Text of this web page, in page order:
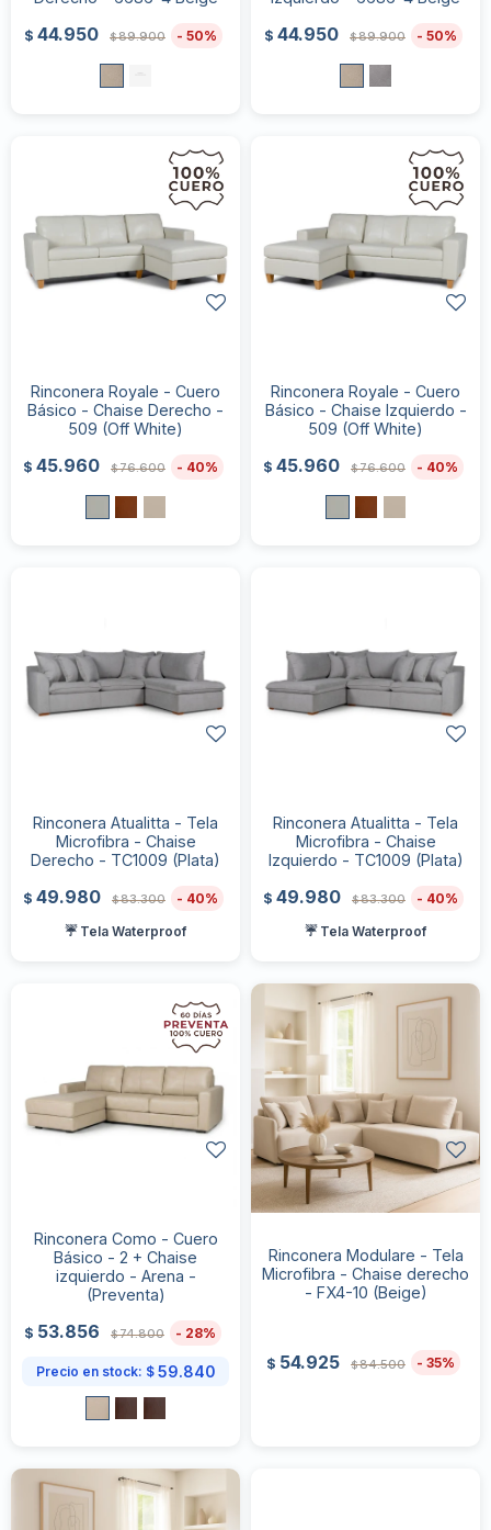
$ 44.950 $89.900 50 $ 44.950 $89.900 50
Rinconera Royale - Cuero
Básico - Chaise Derecho -
509 (Off White)
$ 45.960 $76.600 40
Rinconera Royale - Cuero
Básico - Chaise Izquierdo -
509 (Off White)
$ 45.960 $76.600 40
Rinconera Atualitta - Tela
Microfibra - Chaise
Derecho - TC1009 (Plata)
$ 49.980 $83.300
40
☔ Tela Waterproof
Rinconera Atualitta - Tela
Microfibra - Chaise
Izquierdo - TC1009 (Plata)
$ 49.980 $83.300
40
☔ Tela Waterproof
Rinconera Como - Cuero
Básico - 2 + Chaise
izquierdo - Arena -
(Preventa)
$ 53.856 $74.800 28
Precio en stock: $ 59.840
Rinconera Modulare - Tela
Microfibra - Chaise derecho
- FX4-10 (Beige)
$ 54.925 $84.500 35